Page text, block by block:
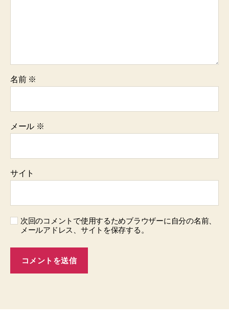
名前 ※
メール ※
サイト
次回のコメントで使用するためブラウザーに自分の名前、
メールアドレス、サイトを保存する。